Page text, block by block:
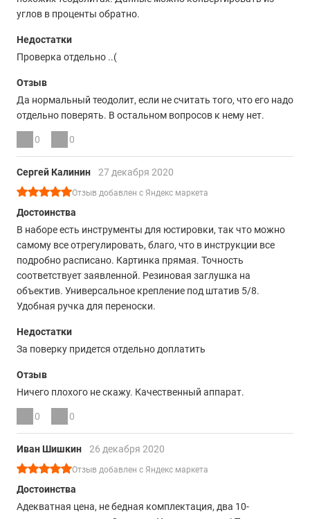
углов в проценты обратно.
Недостатки
Проверка отдельно ..(
Отзыв
Да нормальный теодолит, если не считать того, что его надо
отдельно поверять. В остальном вопросов к нему нет.
0 0
Сергей Калинин 27 декабря 2020
Отзыв добавлен с Яндекс маркета
Достоинства
В наборе есть инструменты для юстировки, так что можно
самому все отрегулировать, благо, что в инструкции все
подробно расписано. Картинка прямая. Точность
соответствует заявленной. Резиновая заглушка на
объектив. Универсальное крепление под штатив 5/8.
Удобная ручка для переноски.
Недостатки
За поверку придется отдельно доплатить
Отзыв
Ничего плохого не скажу. Качественный аппарат.
0 0
Иван Шишкин 26 декабря 2020
Отзыв добавлен с Яндекс маркета
Достоинства
Адекватная цена, не бедная комплектация, два 10-